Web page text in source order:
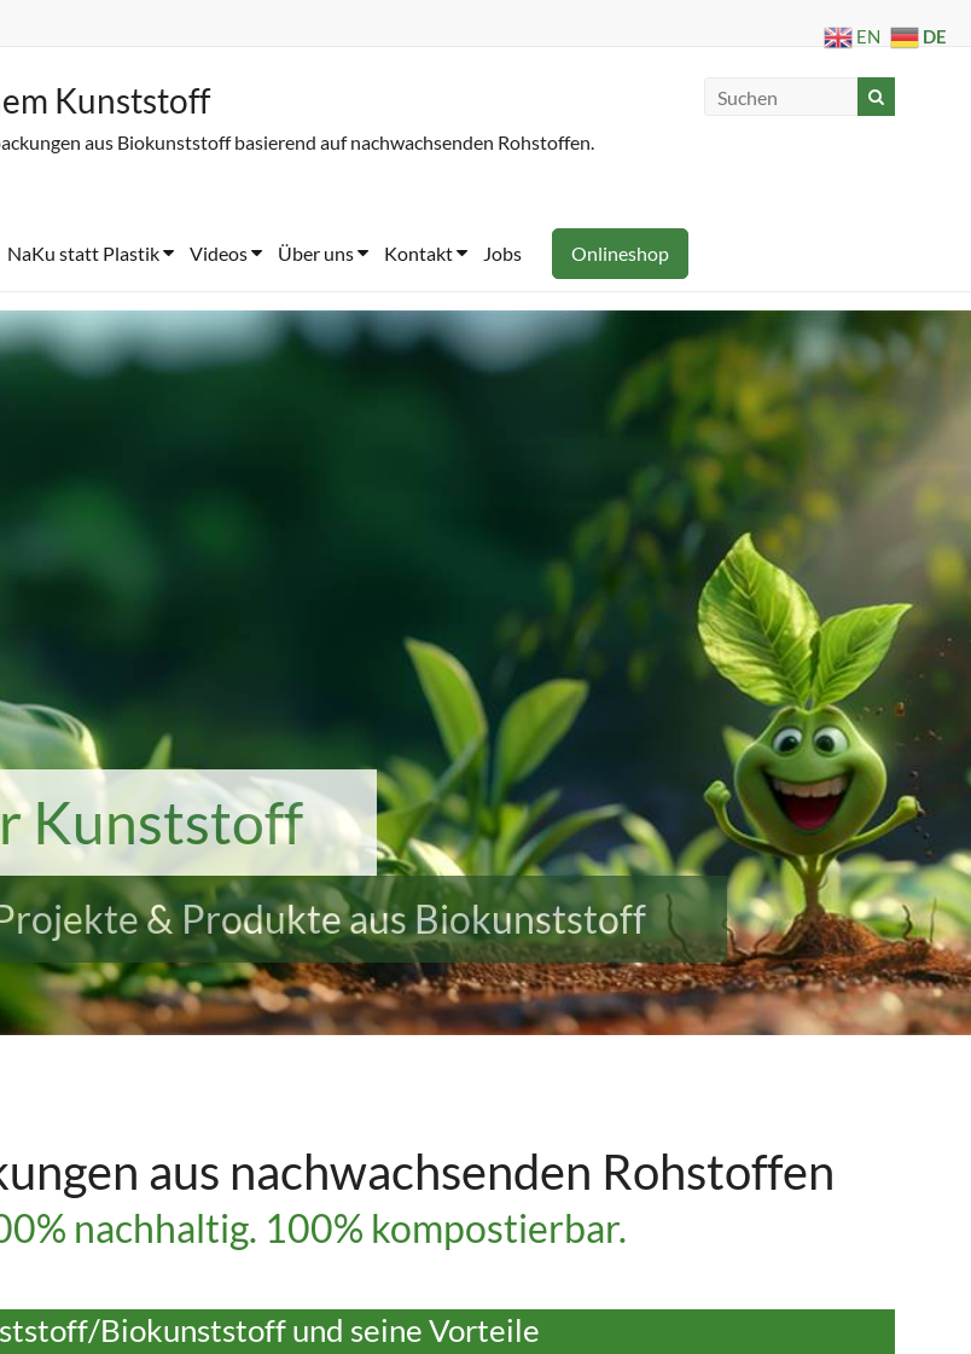
Kunststoff
aus Biokunststoff basierend auf nachwachsenden Rohstoffen.
NaKu statt Plastik Videos Über uns Kontakt Jobs Onlineshop
Kunststoff
& Produkte aus Biokunststoff
aus nachwachsenden Rohstoffen
nachhaltig. 100% kompostierbar.
Biokunststoff und seine Vorteile
EN DE